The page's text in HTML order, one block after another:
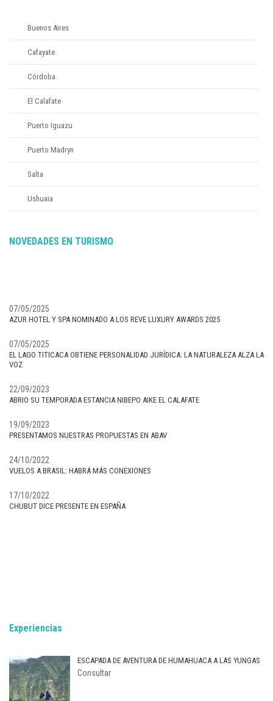
Buenos Aires
Cafayate
Córdoba
El Calafate
Puerto Iguazu
Puerto Madryn
Salta
Ushuaia
NOVEDADES EN TURISMO
07/05/2025
AZUR HOTEL Y SPA NOMINADO A LOS REVE LUXURY AWARDS 2025
07/05/2025
EL LAGO TITICACA OBTIENE PERSONALIDAD JURÍDICA: LA NATURALEZA ALZA LA
VOZ
22/09/2023
ABRIO SU TEMPORADA ESTANCIA NIBEPO AIKE EL CALAFATE
19/09/2023
PRESENTAMOS NUESTRAS PROPUESTAS EN ABAV
24/10/2022
VUELOS A BRASIL: HABRÁ MÁS CONEXIONES
17/10/2022
CHUBUT DICE PRESENTE EN ESPAÑA
Experiencias
ESCAPADA DE AVENTURA DE HUMAHUACA A LAS YUNGAS
Consultar